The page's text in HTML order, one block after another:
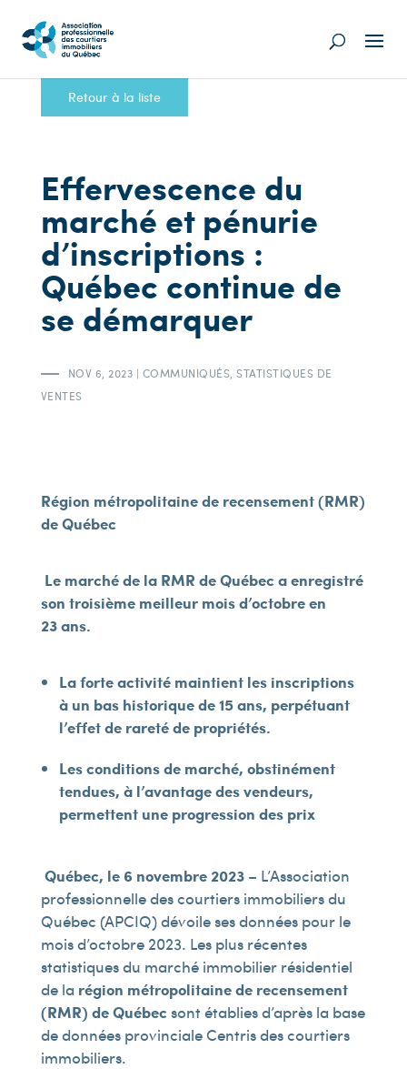
Retour à la liste
Effervescence du
marché et pénurie
d’inscriptions :
Québec continue de
se démarquer
NOV 6, 2023 | COMMUNIQUÉS ,STATISTIQUES DE
VENTES
Région métropolitaine de recensement (RMR)
de Québec
Le marché de la RMR de Québec a enregistré
son troisième meilleur mois d’octobre en
23 ans.
La forte activité maintient les inscriptions
à un bas historique de 15 ans, perpétuant
l’effet de rareté de propriétés.
Les conditions de marché, obstinément
tendues, à l’avantage des vendeurs,
permettent une progression des prix
Québec, le 6 novembre 2023– L’Association
professionnelle des courtiers immobiliers du
Québec (APCIQ) dévoile ses données pour le
mois d’octobre 2023. Les plus récentes
statistiques du marché immobilier résidentiel
de la région métropolitaine de recensement
(RMR) de Québec sont établies d’après la base
de données provinciale Centris des courtiers
immobiliers.